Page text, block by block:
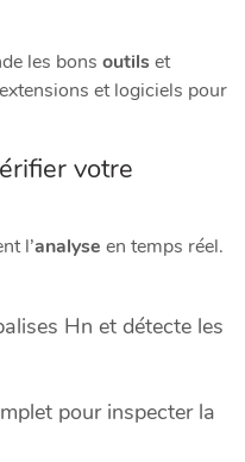
les bons outilset
et logiciels pour
votre
l’analyse en temps réel.
Hn et détecte les
pour inspecter la